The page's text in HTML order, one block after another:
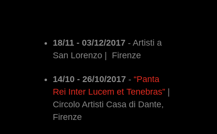
18/11 - 03/12/2017 - Artisti a
San Lorenzo | Firenze
14/10 - 26/10/2017 -“Panta
Rei Inter Lucem et Tenebras”
Circolo Artisti Casa di Dante,
Firenze